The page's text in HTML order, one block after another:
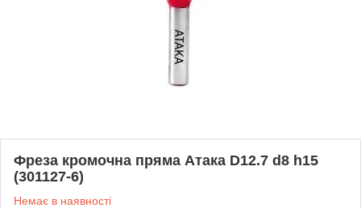
Фреза кромочна пряма Атака D12.7 d8 h15
(301127-6)
Немає в наявності